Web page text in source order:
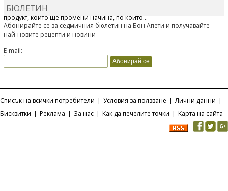
Отскоро Лесафр България стартира предлагането на изцяло нов
продукт, който ще промени начина, по който...
БЮЛЕТИН
Абонирайте се за седмичния бюлетин на Бон Апети и получавайте
най-новите рецепти и новини
E-mail:
Списък на всички потребители | Условия за ползване | Лични данни |
Бисквитки | Реклама | За нас | Как да печелите точки | Карта на сайта